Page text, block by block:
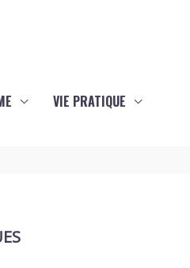
VIE PRATIQUE